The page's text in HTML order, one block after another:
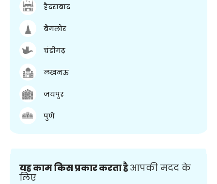
हैदराबाद
बैंगलोर
चंडीगढ़
लखनऊ
जयपुर
पुणे
यह काम किस प्रकार करता हैआपकी मदद के
लिए